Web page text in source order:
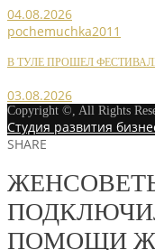
04.08.2026
pochemuchka2011
В ТУЛЕ ПРОШЕЛ
03.08.2026
Copyright ©, All Rights
Студия развития
SHARE
ПОМОЩИ